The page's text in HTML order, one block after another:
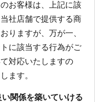
お客様は、上記に該
社店舗で提供する商
りますが、万が一、
に該当する行為がご
対応いたしますの
ます。
関係を築いていける